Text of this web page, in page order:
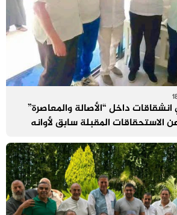
داخل “الأصالة والمعاصرة”
الاستحقاقات المقبلة سابق لأوانه